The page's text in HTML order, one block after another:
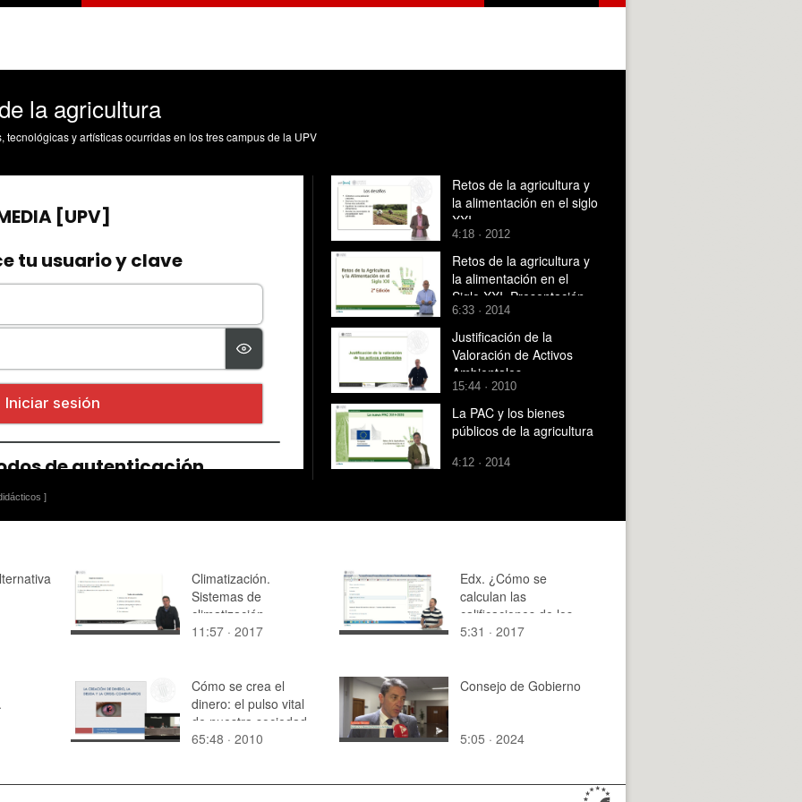
la agricultura
y artísticas ocurridas en los tres campus de la UPV
]
Retos de la agricultura y
la alimentación en el siglo
XXI
4:18 · 2012
Retos de la agricultura y
la alimentación en el
Siglo XXI. Presentación
de la 2ª Edición.
6:33 · 2014
Justificación de la
Valoración de Activos
Ambientales
15:44 · 2010
La PAC y los bienes
públicos de la agricultura
4:12 · 2014
Climatización.
Sistemas de
climatización
11:57 · 2017
Edx. ¿Cómo se
calculan las
calificaciones de los
cursos? La página de
5:31 · 2017
Red
Cómo se crea el
dinero: el pulso vital
de nuestra sociedad
65:48 · 2010
Consejo de Gobierno
5:05 · 2024